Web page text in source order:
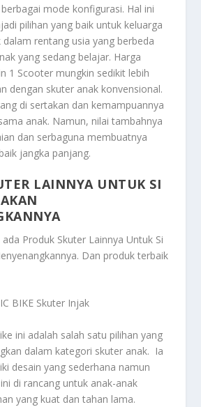
mode konfigurasi. Hal ini
pilihan yang baik untuk keluarga
dalam rentang usia yang berbeda
yang sedang belajar. Harga
1 Scooter mungkin sedikit lebih
dengan skuter anak konvensional.
di sertakan dan kemampuannya
anak. Namun, nilai tambahnya
dan serbaguna membuatnya
jangka panjang.
LAINNYA UNTUK SI
Produk Skuter Lainnya Untuk Si
. Dan produk terbaik
BIKE Skuter Injak
ini adalah salah satu pilihan yang
dalam kategori skuter anak. Ia
desain yang sederhana namun
di rancang untuk anak-anak
yang kuat dan tahan lama.